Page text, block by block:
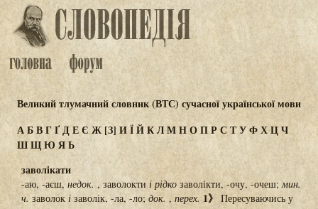
Великий тлумачний словник (ВТС) сучасної української мови
АБВГҐДЕЄ Ж[З] ИЇЙКЛМНОПР СТУФХЦЧ
ШЩЮЯЬ
заволікати
-аю, -аєш, недок. , заволоктиі рідко заволікти, -очу, -очеш;мин.
ч.заволок ізаволік, -ла, -ло; док. , перех. 1》 Пересуваючись у